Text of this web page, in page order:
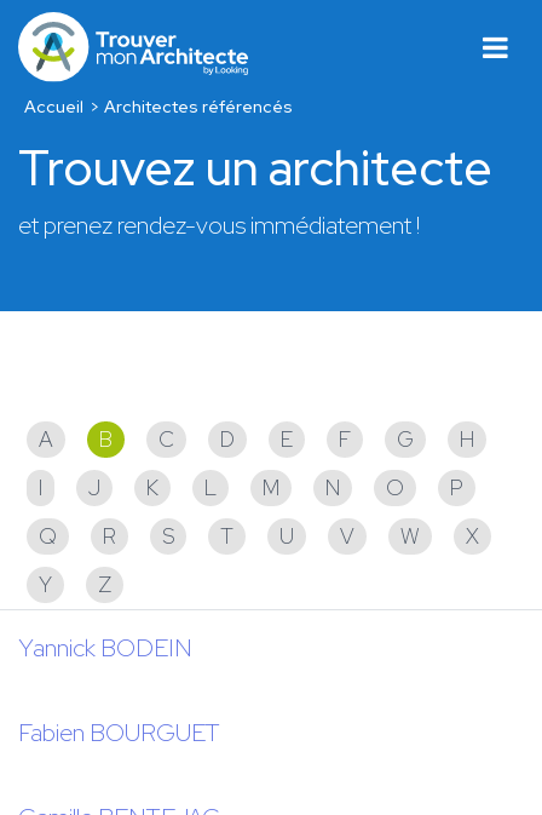
Accueil Architectes référencés
Trouvez un architecte
et prenez rendez-vous immédiatement !
A B C D E F G
H
I
J K L M N O
P
Q
R S T U V W
X
Y
Z
Yannick BODEIN
Fabien BOURGUET